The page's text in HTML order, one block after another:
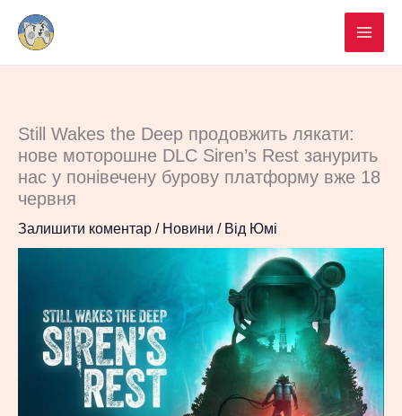
Перейти
вмісту
Still Wakes the Deep продовжить лякати:
нове моторошне DLC Siren’s Rest занурить
нас у понівечену бурову платформу вже 18
червня
Залишити коментар / Новини / Від Юмі